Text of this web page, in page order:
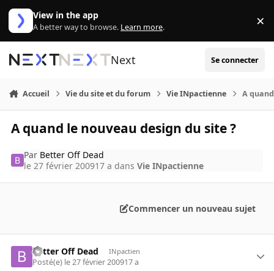
Aller au contenu
View in the app
A better way to browse. Learn more. ×
Next Se connecter
Accueil Vie du site et du forum Vie INpactienne A
A quand le nouveau design du site ?
Par Better Off Dead
le 27 février 200917 a dansVie INpactienne
Commencer un nouveau sujet
Better Off Dead INpactien
Posté(e) le 27 février 200917 a